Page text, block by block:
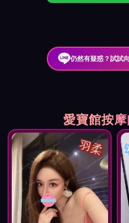
仍然有疑惑？試試
愛寶館按
羽柔